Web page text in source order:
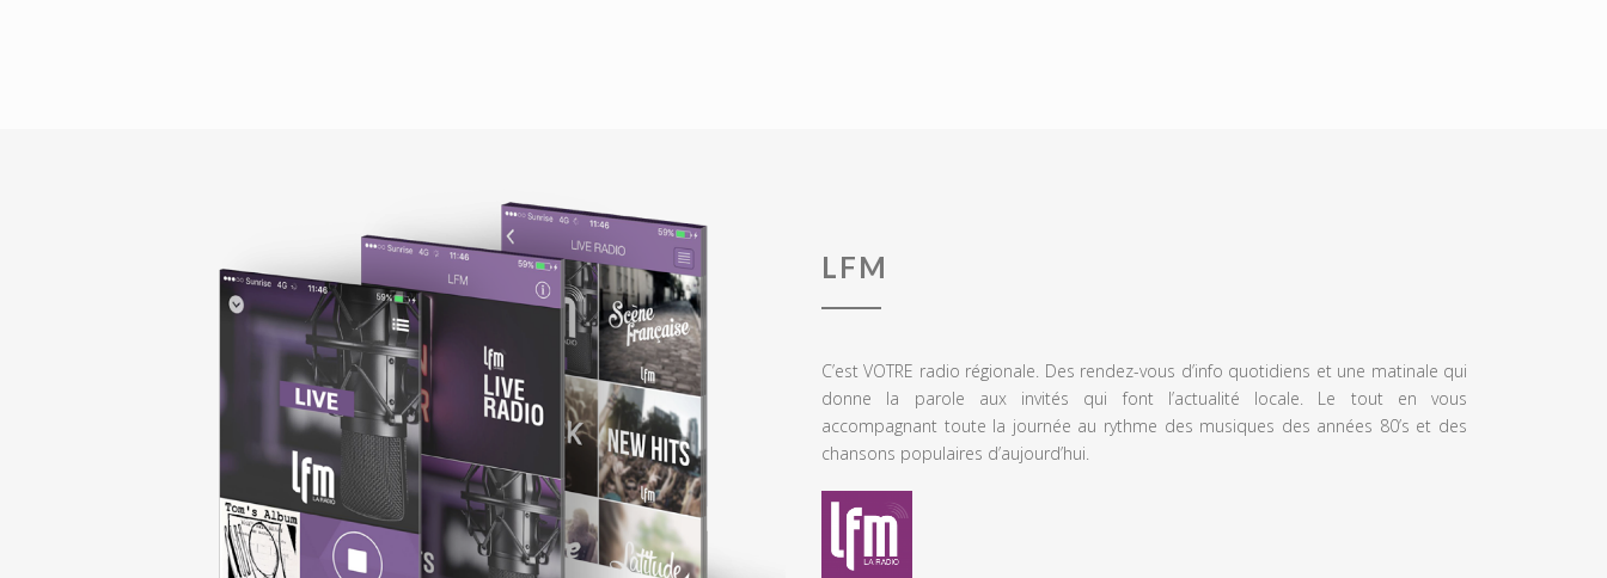
LFM
C’est VOTRE radio régionale. Des rendez-vous d’info quotidiens et une matinale qui
donne la parole aux invités qui font l’actualité locale. Le tout en vous
accompagnant toute la journée au rythme des musiques des années 80’s et des
chansons populaires d’aujourd’hui.